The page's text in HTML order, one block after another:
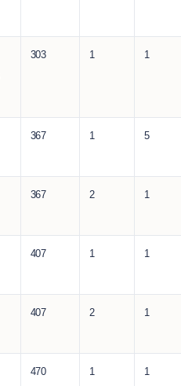
303 1 1
367 1 5
367 2 1
407 1 1
407 2 1
470 1 1